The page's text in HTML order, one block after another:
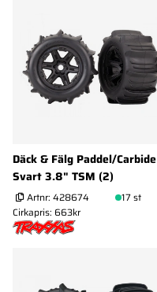
Däck & Fälg Paddel/Carbide
Svart 3.8" TSM (2)
Artnr: 428674
17 st
Cirkapris: 663kr